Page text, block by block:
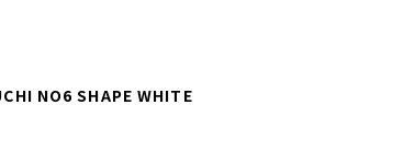
NO6 SHAPE WHITE